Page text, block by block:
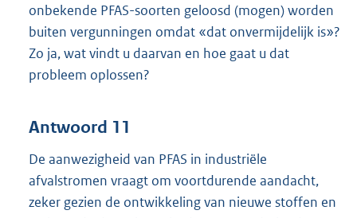
onbekende PFAS-soorten geloosd (mogen) worden
buiten vergunningen omdat «dat onvermijdelijk is»?
Zo ja, wat vindt u daarvan en hoe gaat u dat
probleem oplossen?
Antwoord 11
De aanwezigheid van PFAS in industriële
afvalstromen vraagt om voortdurende aandacht,
zeker gezien de ontwikkeling van nieuwe stoffen en